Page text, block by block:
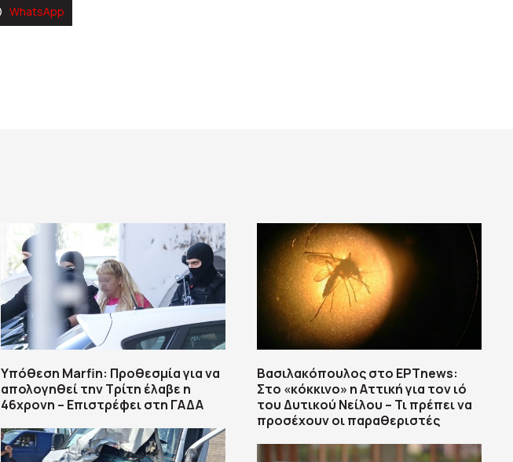
WhatsApp
Υπόθεση Marfin: Προθεσμία για να
απολογηθεί την Τρίτη έλαβε η
46χρονη – Επιστρέφει στη ΓΑΔΑ
Βασιλακόπουλος στο ΕΡΤnews:
Στο «κόκκινο» η Αττική για τον ιό
του Δυτικού Νείλου – Τι πρέπει να
προσέχουν οι παραθεριστές